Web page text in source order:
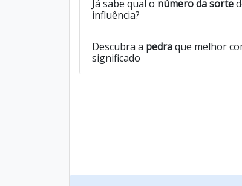
Já sabe qual o número da sorte
influência?
Descubra a pedraque melhor
significado